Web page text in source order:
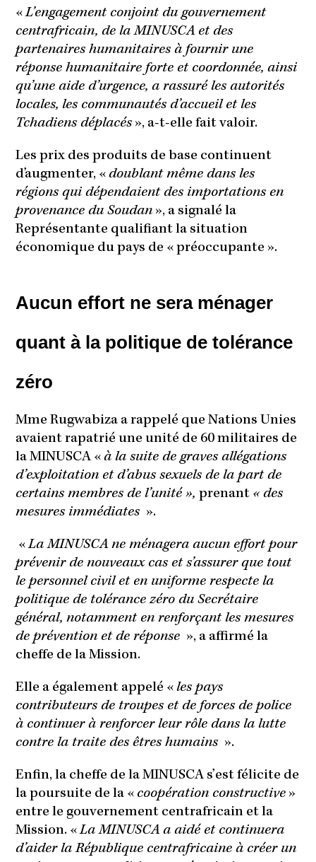
«L’engagement conjoint du gouvernement
centrafricain, de la MINUSCA et des
partenaires humanitaires à fournir une
réponse humanitaire forte et coordonnée, ainsi
qu’une aide d’urgence, a rassuré les autorités
locales, les communautés d’accueil et les
Tchadiens déplacés», a-t-elle fait valoir.
Les prix des produits de base continuent
d’augmenter, «doublant même dans les
régions qui dépendaient des importations en
provenance du Soudan », a signalé la
Représentante qualifiant la situation
économique du pays de « préoccupante ».
Aucun effort ne sera ménager
quant à la politique de tolérance
zéro
Mme Rugwabiza a rappelé que Nations Unies
avaient rapatrié une unité de 60 militaires de
la MINUSCA «à la suite de graves allégations
d’exploitation et d’abus sexuels de la part de
certains membres de l’unité »,prenant « des
mesures immédiates ».
«La MINUSCA ne ménagera aucun effort pour
prévenir de nouveaux cas et s’assurer que tout
le personnel civil et en uniforme respecte la
politique de tolérance zéro du Secrétaire
général, notamment en renforçant les mesures
de prévention et de réponse », a affirmé la
cheffe de la Mission.
Elle a également appelé «les pays
contributeurs de troupes et de forces de police
à continuer à renforcer leur rôle dans la lutte
contre la traite des êtres humains ».
Enfin, la cheffe de la MINUSCA s’est félicite de
la poursuite de la « coopération constructive »
entre le gouvernement centrafricain et la
Mission. «La MINUSCA a aidé et continuera
d’aider la République centrafricaine à créer un